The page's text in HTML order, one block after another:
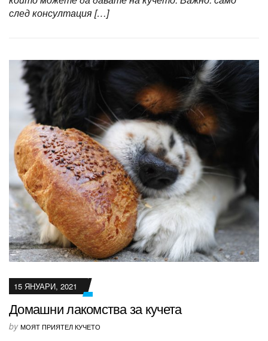
след консултация […]
15 ЯНУАРИ, 2021
Домашни лакомства за кучета
by МОЯТ ПРИЯТЕЛ КУЧЕТО